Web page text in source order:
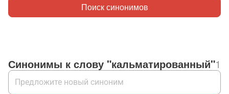
Поиск синонимов
Синонимы к слову "кальматированный"1